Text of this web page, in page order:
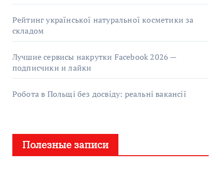
Рейтинг української натуральної косметики за
складом
Лучшие сервисы накрутки Facebook 2026 —
подписчики и лайки
Робота в Польщі без досвіду: реальні вакансії
Полезные записи